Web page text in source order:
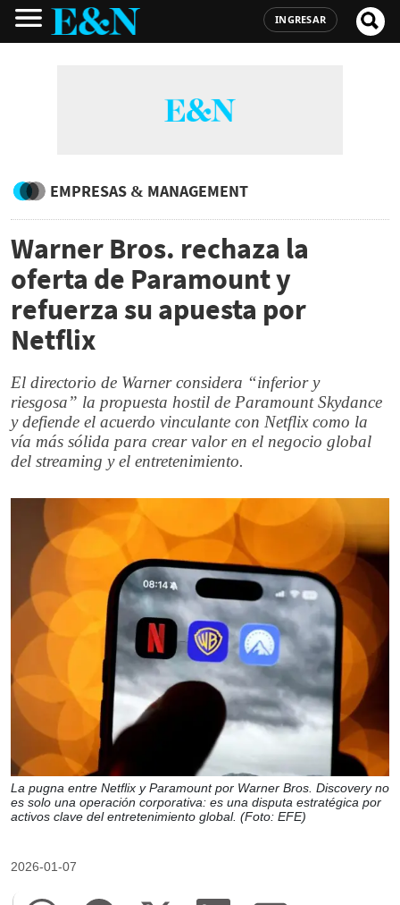
INGRESAR
EMPRESAS & MANAGEMENT
Warner Bros. rechaza la
oferta de Paramount y
refuerza su apuesta por
Netflix
El directorio de Warner considera “inferior y
riesgosa” la propuesta hostil de Paramount Skydance
y defiende el acuerdo vinculante con Netflix como la
vía más sólida para crear valor en el negocio global
del streaming y el entretenimiento.
La pugna entre Netflix y Paramount por Warner Bros. Discovery no
es solo una operación corporativa: es una disputa estratégica por
activos clave del entretenimiento global. (Foto: EFE)
2026-01-07